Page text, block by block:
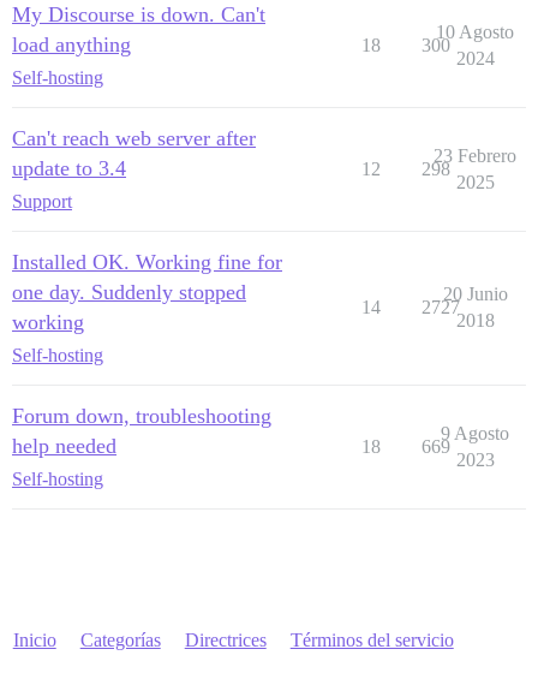
My Discourse is down. Can't
load anything
Self-hosting
18 300
10 Agosto
2024
Can't reach web server after
update to 3.4
Support
12 298
23 Febrero
2025
Installed OK. Working fine for
one day. Suddenly stopped
working
Self-hosting
14 2727
20 Junio
2018
Forum down, troubleshooting
help needed
Self-hosting
18 669
9 Agosto
2023
Inicio Categorías Directrices Términos del servicio